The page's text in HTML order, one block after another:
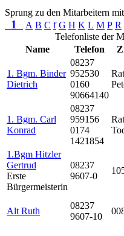
Sprung zu den Mitarbeitern
1 A B C f G H K L M P R
Telefonliste der
Name
Telefon
1. Bgm. Binder
Dietrich
08237
952530
0160
90664140
1. Bgm. Carl
Konrad
08237
959156
0174
1421854
1.Bgm Hitzler
Gertrud
Erste
Bürgermeisterin
08237
9607-0
Alt Ruth
08237
9607-10